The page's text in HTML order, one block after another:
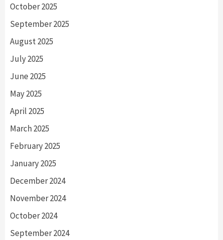
October 2025
September 2025
August 2025
July 2025
June 2025
May 2025
April 2025
March 2025
February 2025
January 2025
December 2024
November 2024
October 2024
September 2024